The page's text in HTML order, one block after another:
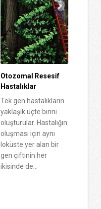
Otozomal Resesif
Hastalıklar
Tek gen hastalıkların
yaklaşık üçte birini
oluşturular. Hastalığın
oluşması için aynı
loküste yer alan bir
gen çiftinin her
ikisinde de…